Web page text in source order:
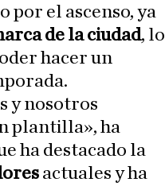
por el ascenso, ya
de la ciudad, lo
hacer un
y nosotros
plantilla», ha
ha destacado la
actuales y ha